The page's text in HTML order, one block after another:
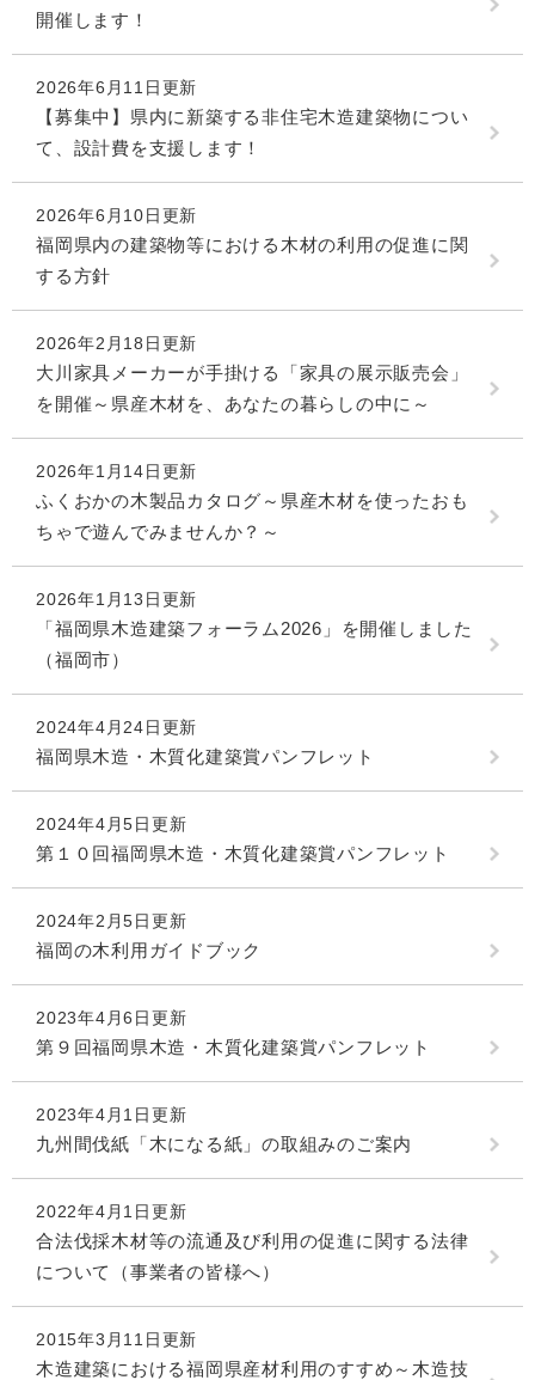
開催します！
2026年6月11日更新
【募集中】県内に新築する非住宅木造建築物につい
て、設計費を支援します！
2026年6月10日更新
福岡県内の建築物等における木材の利用の促進に関
する方針
2026年2月18日更新
大川家具メーカーが手掛ける「家具の展示販売会」
を開催～県産木材を、あなたの暮らしの中に～
2026年1月14日更新
ふくおかの木製品カタログ～県産木材を使ったおも
ちゃで遊んでみませんか？～
2026年1月13日更新
「福岡県木造建築フォーラム2026」を開催しました
（福岡市）
2024年4月24日更新
福岡県木造・木質化建築賞パンフレット
2024年4月5日更新
第１０回福岡県木造・木質化建築賞パンフレット
2024年2月5日更新
福岡の木利用ガイドブック
2023年4月6日更新
第９回福岡県木造・木質化建築賞パンフレット
2023年4月1日更新
九州間伐紙「木になる紙」の取組みのご案内
2022年4月1日更新
合法伐採木材等の流通及び利用の促進に関する法律
について（事業者の皆様へ）
2015年3月11日更新
木造建築における福岡県産材利用のすすめ～木造技